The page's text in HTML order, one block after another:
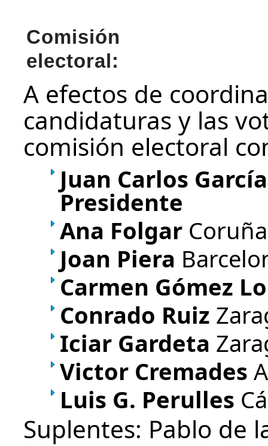
Comisión
electoral:
A efectos de
candidaturas y las
comisión electoral
Juan Carlos
Presidente
Ana Folgar
Joan Piera
Carmen Gómez
Conrado Ruiz
Iciar Gardeta
Victor Cremades
Luis G. Perulles
Suplentes: Pablo de